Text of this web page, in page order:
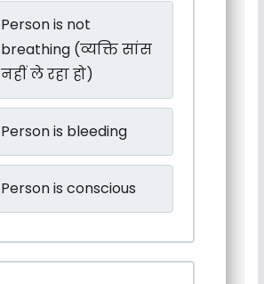
Person is not
breathing (व्यक्ति सांस
नहीं ले रहा हो)
Person is bleeding
Person is conscious